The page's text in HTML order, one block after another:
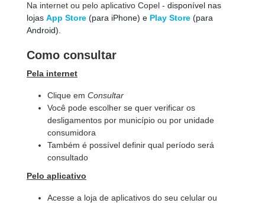
Na internet ou pelo aplicativo Copel - disponível nas
lojas App Store (para iPhone) e Play Store (para
Android).
Como consultar
Pela internet
Clique em Consultar
Você pode escolher se quer verificar os
desligamentos por município ou por unidade
consumidora
Também é possível definir qual período será
consultado
Pelo aplicativo
Acesse a loja de aplicativos do seu celular ou